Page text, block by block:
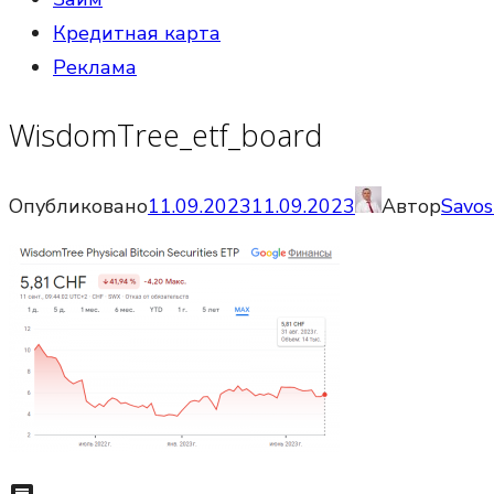
Кредитная карта
Реклама
WisdomTree_etf_board
Опубликовано11.09.202311.09.2023 Автор